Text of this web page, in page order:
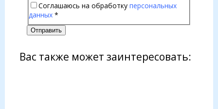
Соглашаюсь на обработку персональных
данных *
Отправить
Вас также может заинтересовать: